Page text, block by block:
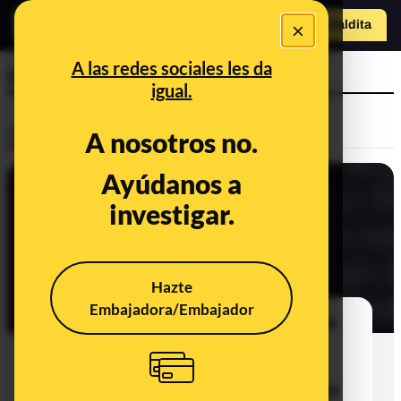
×
A las redes sociales les da
igual.
A nosotros no.
Ayúdanos a
investigar.
Hazte
Embajadora/Embajador
Hazte Maldita
inferiores
¿Qué sabemos de la supuesta frase
Echevarría sobre las personas
discapacitadas y "los padres que no